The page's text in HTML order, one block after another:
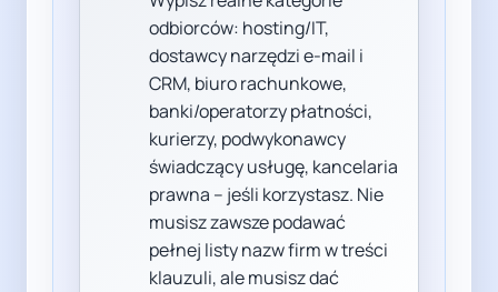
odbiorców: hosting/IT,
dostawcy narzędzi e-mail i
CRM, biuro rachunkowe,
banki/operatorzy płatności,
kurierzy, podwykonawcy
świadczący usługę, kancelaria
prawna – jeśli korzystasz. Nie
musisz zawsze podawać
pełnej listy nazw firm w treści
klauzuli, ale musisz dać